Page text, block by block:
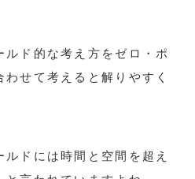
ド的な考え方をゼロ・ポ
せて考えると解りやすく
ドには時間と空間を超え